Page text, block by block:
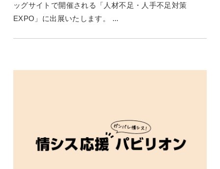
ッグサイトで開催される「人材不足・人手不足対策
EXPO」に出展いたします。 ...